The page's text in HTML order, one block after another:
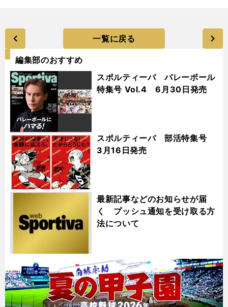
一覧に戻る
編集部のおすすめ
スポルティーバ バレーボール
特集号 Vol.4 6月30日発売
スポルティーバ 部活特集号
3月16日発売
最新記事などのお知らせが届
く プッシュ通知を受け取る方
法について